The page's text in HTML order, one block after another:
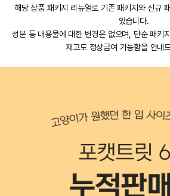
해당 상품 패키지 리뉴얼로 기존 패키지와 신규
있습니다.
성분 등 내용물에 대한 변경은 없으며, 단순 패키
재고도 정상급여 가능함을 안내